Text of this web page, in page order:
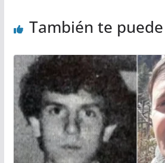
También te